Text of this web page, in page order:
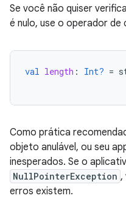
Se você não quiser
é nulo, use o operador de
val length : Int? =
Como prática
objeto anulável, ou seu
inesperados. Se o
NullPointerException ,
erros existem.